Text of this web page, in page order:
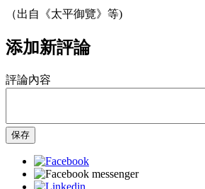
（出自《太平御覽》等)
添加新評論
評論內容
保存